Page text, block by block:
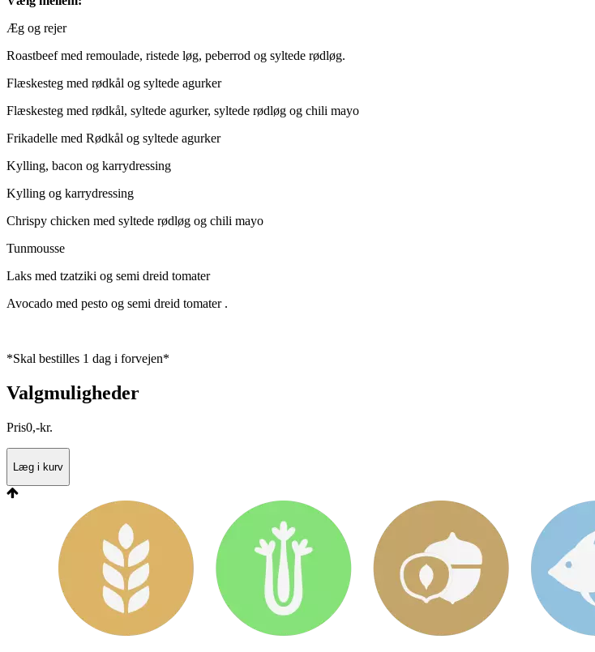
Æg og rejer
Roastbeef med remoulade, ristede løg, peberrod og syltede rødløg.
Flæskesteg med rødkål og syltede agurker
Flæskesteg med rødkål, syltede agurker, syltede rødløg og chili mayo
Frikadelle med Rødkål og syltede agurker
Kylling, bacon og karrydressing
Kylling og karrydressing
Chrispy chicken med syltede rødløg og chili mayo
Tunmousse
Laks med tzatziki og semi dreid tomater
Avocado med pesto og semi dreid tomater .
*Skal bestilles 1 dag i forvejen*
Valgmuligheder
Pris0,-kr.
Læg i kurv